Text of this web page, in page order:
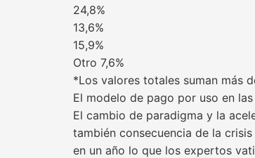
24,8%
13,6%
15,9%
Otro 7,6%
*Los valores totales suman más
El modelo de pago por uso en
El cambio de paradigma y la
también consecuencia de la
en un año lo que los expertos